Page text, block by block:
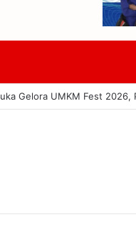
Disdik Pacitan Hadapi